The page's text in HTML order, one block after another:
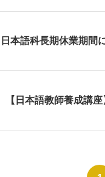
日本語科長期休業期間
【日本語教師養成講